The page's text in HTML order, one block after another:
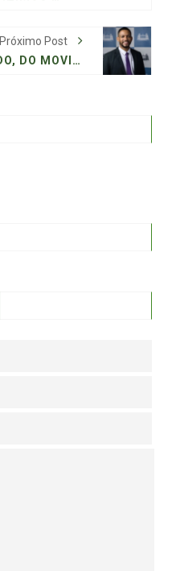
Próximo Post
RICK AZEVEDO, DO MOVIMENTO VIDA ALÉM DO TRABALHO: SEMEOU A MAIOR REDUÇÃO DE JORNADA NO BRASIL DESDE 1988